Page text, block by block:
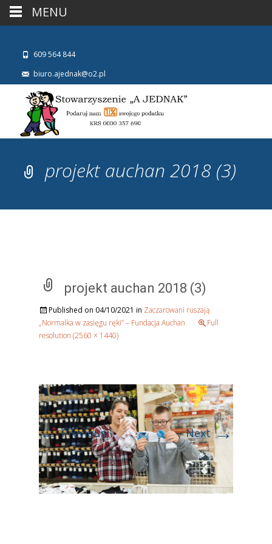
609 564 844
biuro.ajednak@o2.pl
projekt auchan 2018 (3)
projekt auchan 2018 (3)
Published on 04/10/2021 in Zaczarowani ruszają
„Normalka w zasięgu ręki” – Fundacja Auchan
Full
resolution (2560 × 1440)
←Previous Next→
MENU